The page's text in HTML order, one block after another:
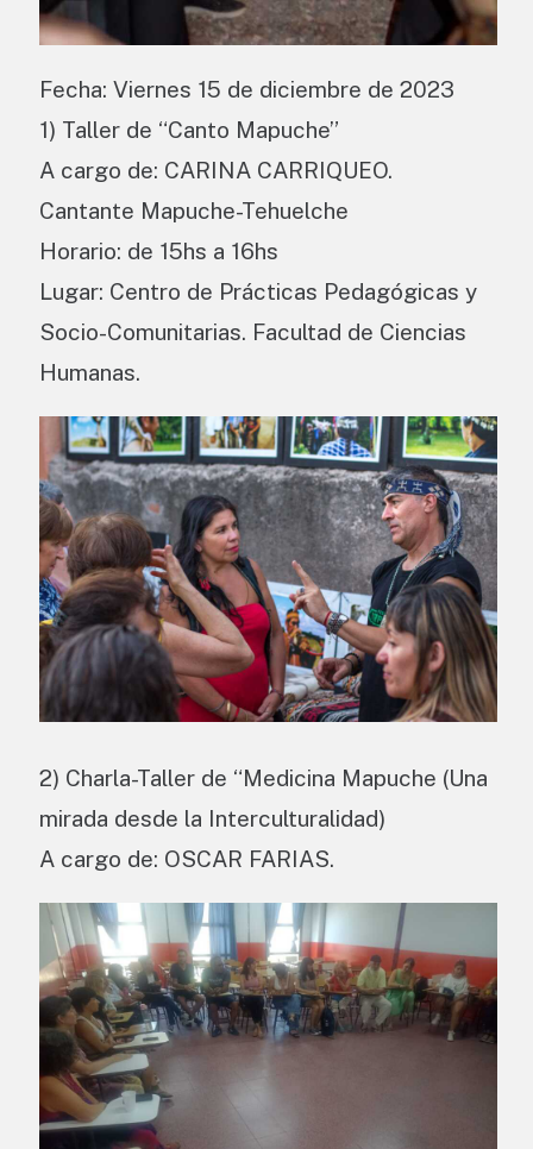
Fecha: Viernes 15 de diciembre de 2023
1) Taller de “Canto Mapuche”
A cargo de: CARINA CARRIQUEO.
Cantante Mapuche-Tehuelche
Horario: de 15hs a 16hs
Lugar: Centro de Prácticas Pedagógicas y
Socio-Comunitarias. Facultad de Ciencias
Humanas.
2) Charla-Taller de “Medicina Mapuche (Una
mirada desde la Interculturalidad)
A cargo de: OSCAR FARIAS.